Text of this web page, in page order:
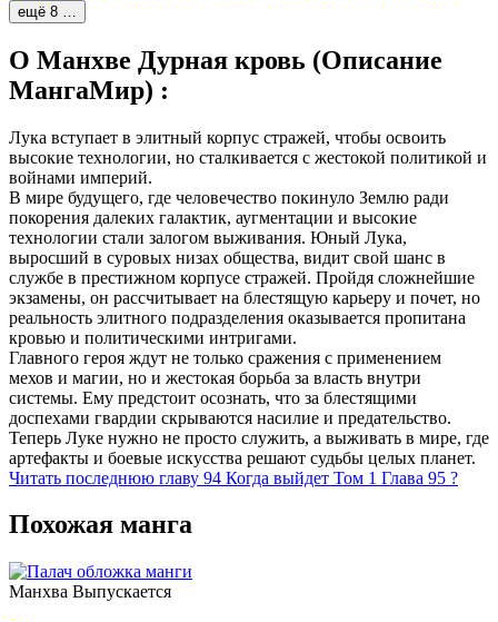
ещё 8 …
О Манхве Дурная кровь (Описание
МангаМир) :
Лука вступает в элитный корпус стражей, чтобы освоить
высокие технологии, но сталкивается с жестокой политикой и
войнами империй.
В мире будущего, где человечество покинуло Землю ради
покорения далеких галактик, аугментации и высокие
технологии стали залогом выживания. Юный Лука,
выросший в суровых низах общества, видит свой шанс в
службе в престижном корпусе стражей. Пройдя сложнейшие
экзамены, он рассчитывает на блестящую карьеру и почет, но
реальность элитного подразделения оказывается пропитана
кровью и политическими интригами.
Главного героя ждут не только сражения с применением
мехов и магии, но и жестокая борьба за власть внутри
системы. Ему предстоит осознать, что за блестящими
доспехами гвардии скрываются насилие и предательство.
Теперь Луке нужно не просто служить, а выживать в мире, где
артефакты и боевые искусства решают судьбы целых планет.
Читать последнюю главу 94 Когда выйдет Том 1 Глава 95 ?
Похожая манга
Манхва Выпускается